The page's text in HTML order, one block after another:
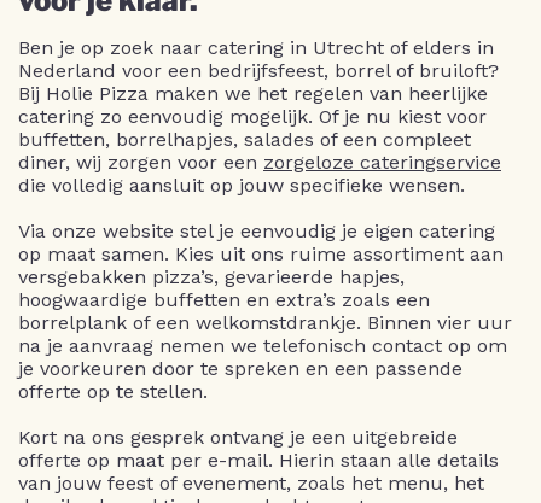
Ben je op zoek naar catering in Utrecht of elders in
Nederland voor een bedrijfsfeest, borrel of bruiloft?
Bij Holie Pizza maken we het regelen van heerlijke
catering zo eenvoudig mogelijk. Of je nu kiest voor
buffetten, borrelhapjes, salades of een compleet
diner, wij zorgen voor een zorgeloze cateringservice
die volledig aansluit op jouw specifieke wensen.
Via onze website stel je eenvoudig je eigen catering
op maat samen. Kies uit ons ruime assortiment aan
versgebakken pizza’s, gevarieerde hapjes,
hoogwaardige buffetten en extra’s zoals een
borrelplank of een welkomstdrankje. Binnen vier uur
na je aanvraag nemen we telefonisch contact op om
je voorkeuren door te spreken en een passende
offerte op te stellen.
Kort na ons gesprek ontvang je een uitgebreide
offerte op maat per e-mail. Hierin staan alle details
van jouw feest of evenement, zoals het menu, het